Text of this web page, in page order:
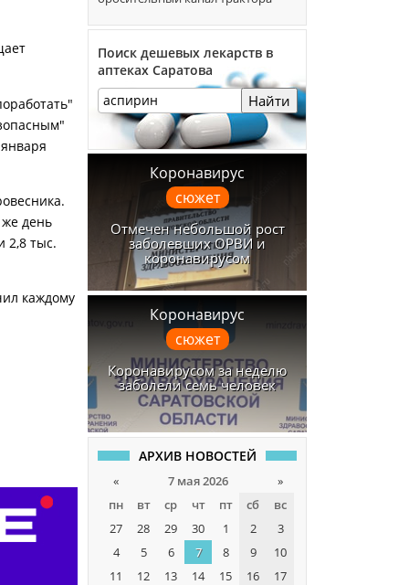
день
2,8 тыс.
каждому
Поиск дешевых лекарств в
аптеках Саратова
Найти
Коронавирус
сюжет
Отмечен небольшой рост
заболевших ОРВИ и
коронавирусом
Коронавирус
сюжет
Коронавирусом за неделю
заболели семь человек
АРХИВ НОВОСТЕЙ
« 7 мая 2026
»
пн
вт ср чт пт сб
вс
27
28 29 30 1 2
3
4
5 6 7 8 9
10
11
12 13 14 15 16
17